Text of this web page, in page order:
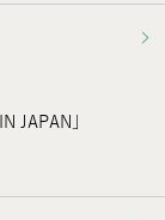
JAPAN」